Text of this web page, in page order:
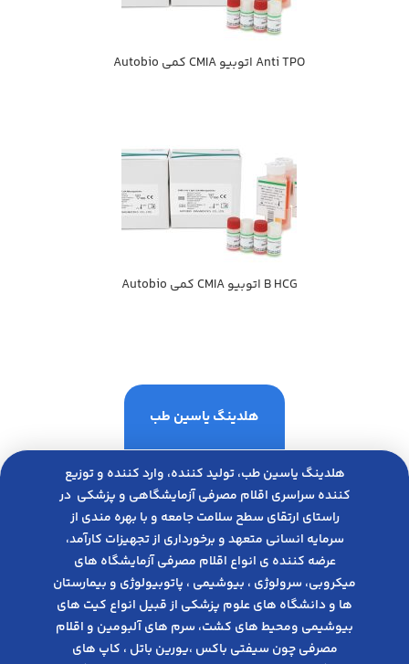
Anti TPO اتوبيو CMIA كمي Autobio
B HCG اتوبيو CMIA كمي Autobio
هلدینگ یاسین طب
هلدینگ یاسین طب، تولید کننده، وارد کننده و توزیع
کننده سراسری اقلام مصرفی آزمایشگاهی و پزشکی در
راﺳﺘﺎی ارﺗﻘﺎی ﺳﻄﺢ ﺳﻼﻣﺖ ﺟﺎﻣﻌﻪ و ﺑﺎ ﺑﻬﺮه ﻣﻨﺪی از
ﺳﺮﻣﺎﯾﻪ انسانی متعهد و ﺑﺮﺧﻮرداری از ﺗﺠﻬﯿﺰات ﮐﺎرآﻣﺪ،
عرضه کننده ی انواع اﻗﻼم مصرفی آزﻣﺎﯾﺸﮕﺎه های
میکروبی، ﺳﺮوﻟﻮژی ، ﺑﯿﻮﺷﯿﻤﯽ ، پاتوبیولوژی و بیمارستان
ها و دانشگاه های علوم پزشکی از قبیل انواع کیت های
بیوشیمی ومحیط های کشت، سرم های آلبومین و اقلام
مصرفی چون سیفتی باکس ،یورین باتل ، کاپ های